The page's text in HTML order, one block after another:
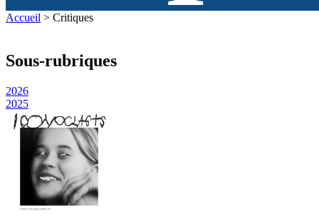
Accueil > Critiques
Sous-rubriques
2026
2025